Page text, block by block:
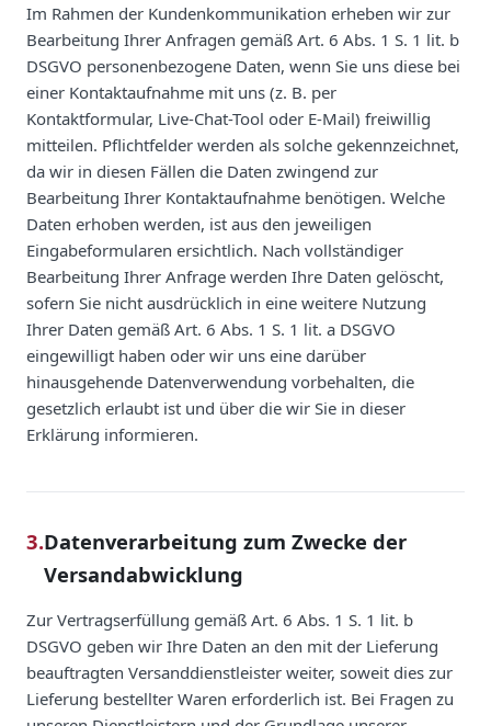
Im Rahmen der Kundenkommunikation erheben wir zur
Bearbeitung Ihrer Anfragen gemäß Art. 6 Abs. 1 S. 1 lit. b
DSGVO personenbezogene Daten, wenn Sie uns diese bei
einer Kontaktaufnahme mit uns (z. B. per
Kontaktformular, Live-Chat-Tool oder E-Mail) freiwillig
mitteilen. Pflichtfelder werden als solche gekennzeichnet,
da wir in diesen Fällen die Daten zwingend zur
Bearbeitung Ihrer Kontaktaufnahme benötigen. Welche
Daten erhoben werden, ist aus den jeweiligen
Eingabeformularen ersichtlich. Nach vollständiger
Bearbeitung Ihrer Anfrage werden Ihre Daten gelöscht,
sofern Sie nicht ausdrücklich in eine weitere Nutzung
Ihrer Daten gemäß Art. 6 Abs. 1 S. 1 lit. a DSGVO
eingewilligt haben oder wir uns eine darüber
hinausgehende Datenverwendung vorbehalten, die
gesetzlich erlaubt ist und über die wir Sie in dieser
Erklärung informieren.
3.Datenverarbeitung zum Zwecke der
Versandabwicklung
Zur Vertragserfüllung gemäß Art. 6 Abs. 1 S. 1 lit. b
DSGVO geben wir Ihre Daten an den mit der Lieferung
beauftragten Versanddienstleister weiter, soweit dies zur
Lieferung bestellter Waren erforderlich ist. Bei Fragen zu